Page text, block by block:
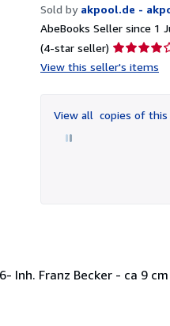
Sold by akpool.de -
AbeBooks Seller since 1
(4-star seller) Seller
rating
of
5
View this seller's items
View all copies of this
Inh. Franz Becker - ca 9 cm